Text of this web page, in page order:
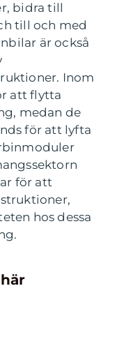
bidra till
till och med
är också
Inom
att flytta
medan de
för att lyfta
för att
hos dessa